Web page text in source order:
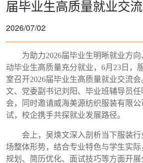
届毕业生高质量就业交
2026/07/02
为助力2026届毕业生明晰就业方
动毕业生高质量充分就业， 6月 23 日，
室召开2026届毕业生高质量就业交流
文、党委副书记刘阳、毕业班辅导员
会，同时邀请威海美源纺织服装有限
试，校企携手共探就业发展路径。
会上，吴焕文深入剖析当下服装
场整体形势，结合专业特色与学生实
规划、简历优化、面试技巧等方面开